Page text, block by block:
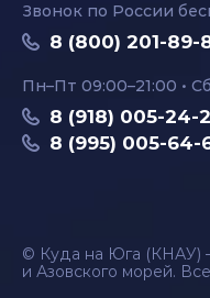
Звонок по России
8 (800) 201-89-
Пн–Пт 09:00–21:00 •
8 (918) 005-24-
8 (995) 005-64-
© Куда на Юга (КНАУ)
и Азовского морей.